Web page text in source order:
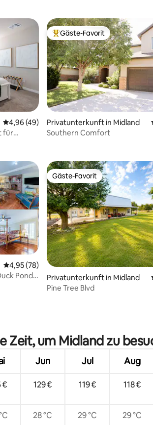
Bewertungen
Durchschnittliche Bewertung: 4,96 von 5,
4,96 (49)
für
Beliebter Gäste-Favorit.
Gäste-Favorit
Privatunterkunft in Midland
Southern Comfort
Bewertungen
Durchschnittliche Bewertung: 4,95 von 5,
4,95 (78)
Pond
Gäste-Favorit
Gäste-Favorit
Privatunterkunft in Midland
Pine Tree Blvd
Zeit, um Midland zu
Jun Jul Aug
€ 129 € 119 € 118 €
28 °C 29 °C 29 °C